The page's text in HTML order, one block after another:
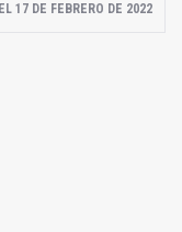
17 DE FEBRERO DE 2022